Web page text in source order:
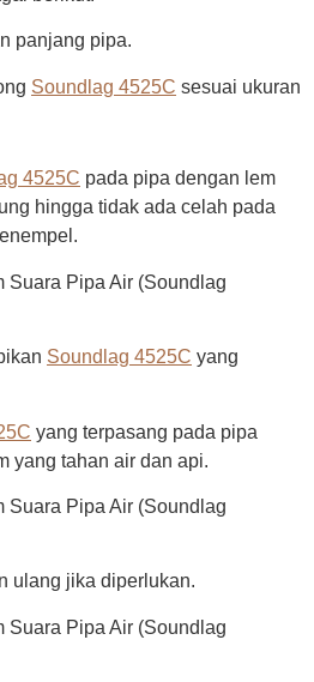
panjang pipa.
Soundlag 4525C sesuai ukuran
4525C pada pipa dengan lem
hingga tidak ada celah pada
Soundlag 4525C yang
yang terpasang pada pipa
yang tahan air dan api.
ulang jika diperlukan.